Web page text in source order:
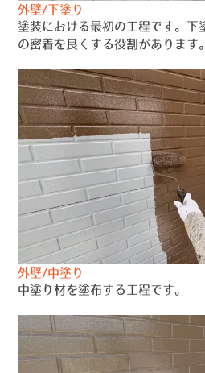
外壁/下塗り
塗装における最初の工程です。下
の密着を良くする役割があります。
外壁/中塗り
中塗り材を塗布する工程です。